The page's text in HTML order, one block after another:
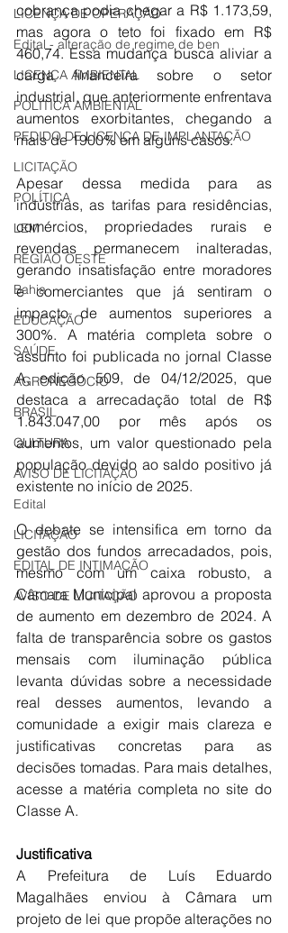
LICENÇA DE OPERAÇÃO
Edital - alteração de regime de ben
LICENÇA AMBIENTAL
POLÍTICA AMBIENTAL
PEDIDO DE LICENÇA DE IMPLANTAÇÃO
LICITAÇÃO
POLÍTICA
LEM
REGIÃO OESTE
Bahia
EDUCAÇÃO
SAÚDE
AGRONEGÓCIO
BRASIL
CULTURA
AVISO DE LICITAÇÃO
Edital
LICITAÇÃO
EDITAL DE INTIMAÇÃO
AVISO DE LICITAÇÃO
cobrança podia chegar a R$ 1.173,59,
mas agora o teto foi fixado em R$
460,74. Essa mudança busca aliviar a
carga financeira sobre o setor
industrial, que anteriormente enfrentava
aumentos exorbitantes, chegando a
mais de 1900% em alguns casos.
Apesar dessa medida para as
indústrias, as tarifas para residências,
comércios, propriedades rurais e
revendas permanecem inalteradas,
gerando insatisfação entre moradores
e comerciantes que já sentiram o
impacto de aumentos superiores a
300%. A matéria completa sobre o
assunto foi publicada no jornal Classe
A, edição 509, de 04/12/2025, que
destaca a arrecadação total de R$
1.843.047,00 por mês após os
aumentos, um valor questionado pela
população devido ao saldo positivo já
existente no início de 2025.
O debate se intensifica em torno da
gestão dos fundos arrecadados, pois,
mesmo com um caixa robusto, a
Câmara Municipal aprovou a proposta
de aumento em dezembro de 2024. A
falta de transparência sobre os gastos
mensais com iluminação pública
levanta dúvidas sobre a necessidade
real desses aumentos, levando a
comunidade a exigir mais clareza e
justificativas concretas para as
decisões tomadas. Para mais detalhes,
acesse a matéria completa no site do
Classe A.
Justificativa
A Prefeitura de Luís Eduardo
Magalhães enviou à Câmara um
projeto de lei que propõe alterações no